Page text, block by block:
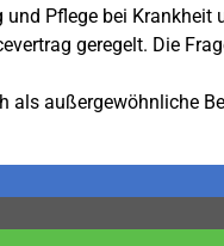
Pflege bei Krankheit
geregelt. Die
als außergewöhnliche